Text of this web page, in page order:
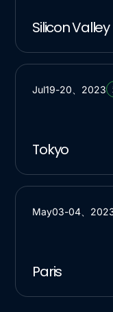
Silicon Valley
Jul19-20 2023
Tokyo
May03-04
Paris